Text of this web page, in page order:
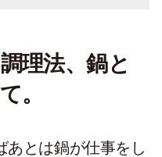
理法、鍋と
。
あとは鍋が仕事をし